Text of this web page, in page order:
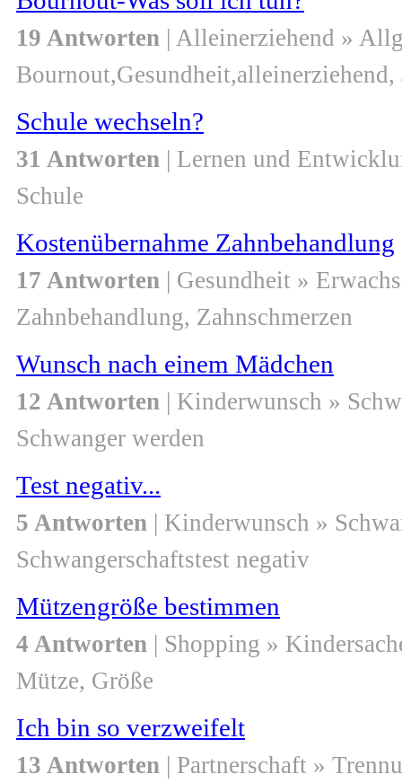
19 Antworten | Alleinerziehend »
Bournout,Gesundheit,alleinerziehend,
Schule wechseln?
31 Antworten | Lernen und
Schule
Kostenübernahme Zahnbehandlung
17 Antworten | Gesundheit »
Zahnbehandlung, Zahnschmerzen
Wunsch nach einem Mädchen
12 Antworten | Kinderwunsch »
Schwanger werden
Test negativ...
5 Antworten | Kinderwunsch »
Schwangerschaftstest negativ
Mützengröße bestimmen
4 Antworten | Shopping »
Mütze, Größe
Ich bin so verzweifelt
13 Antworten | Partnerschaft »